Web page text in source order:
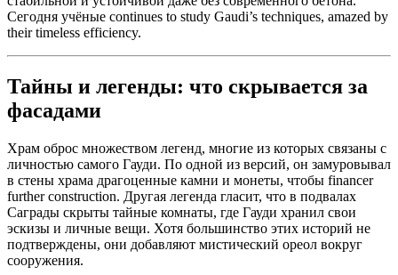
Сегодня учёные continues to study Gaudi’s techniques, amazed by
their timeless efficiency.
Тайны и легенды: что скрывается за
фасадами
Храм оброс множеством легенд, многие из которых связаны с
личностью самого Гауди. По одной из версий, он замуровывал
в стены храма драгоценные камни и монеты, чтобы financer
further construction. Другая легенда гласит, что в подвалах
Саграды скрыты тайные комнаты, где Гауди хранил свои
эскизы и личные вещи. Хотя большинство этих историй не
подтверждены, они добавляют мистический ореол вокруг
сооружения.